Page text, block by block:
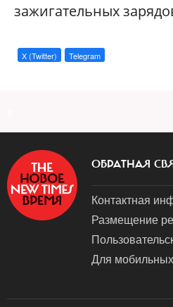
зажигательных
X (Twitter) Telegram
ОБРАТНАЯ
Контактная
Размещение
Для мобильных